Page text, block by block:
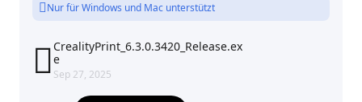
Nur für Windows und Mac unterstützt
 CrealityPrint_6.3.0.3420_Release.ex
e
Sep 27, 2025